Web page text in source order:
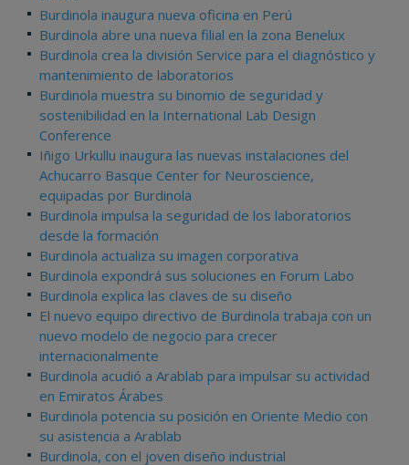
Burdinola inaugura nueva oficina en Perú
Burdinola abre una nueva filial en la zona Benelux
Burdinola crea la división Service para el diagnóstico y
mantenimiento de laboratorios
Burdinola muestra su binomio de seguridad y
sostenibilidad en la International Lab Design
Conference
Iñigo Urkullu inaugura las nuevas instalaciones del
Achucarro Basque Center for Neuroscience,
equipadas por Burdinola
Burdinola impulsa la seguridad de los laboratorios
desde la formación
Burdinola actualiza su imagen corporativa
Burdinola expondrá sus soluciones en Forum Labo
Burdinola explica las claves de su diseño
El nuevo equipo directivo de Burdinola trabaja con un
nuevo modelo de negocio para crecer
internacionalmente
Burdinola acudió a Arablab para impulsar su actividad
en Emiratos Árabes
Burdinola potencia su posición en Oriente Medio con
su asistencia a Arablab
Burdinola, con el joven diseño industrial